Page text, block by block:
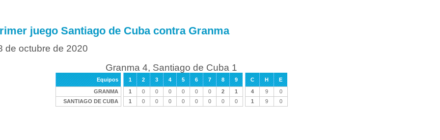
juego Santiago de Cuba contra Granma
de octubre de 2020
Granma 4, Santiago de Cuba 1
Equipos 1 2 3 4 5 6 7 8 9 C H
E
GRANMA
1 0 0 0 0 0 0 2 1 4 9
0
SANTIAGO DE CUBA
1 0 0 0 0 0 0 0 0 1 9 0